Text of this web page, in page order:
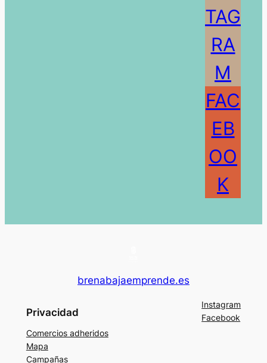
TAG
RA
M
FAC
EB
OO
K
brenabajaemprende.es
Privacidad
Comercios adheridos
Mapa
Campañas
Instagram
Facebook